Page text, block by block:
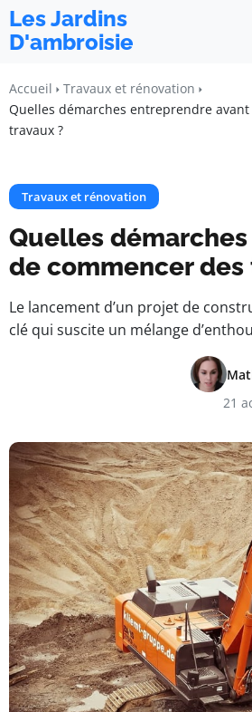
Les Jardins
D'ambroisie
Accueil
Travaux et rénovation
Quelles démarches entreprendre
travaux ?
Travaux et rénovation
Quelles
de commencer des
Le lancement d’un projet de
clé qui suscite un mélange
21